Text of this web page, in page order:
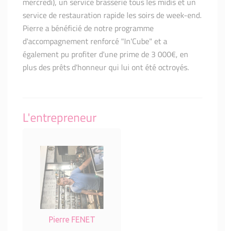
service de restauration rapide les soirs de week-end.
Pierre a bénéficié de notre programme
d'accompagnement renforcé "In'Cube" et a
également pu profiter d'une prime de 3 000€, en
plus des prêts d'honneur qui lui ont été octroyés.
L'entrepreneur
Pierre FENET